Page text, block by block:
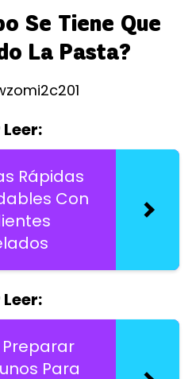
Se Tiene Que
La Pasta?
Rápidas
Con
Para